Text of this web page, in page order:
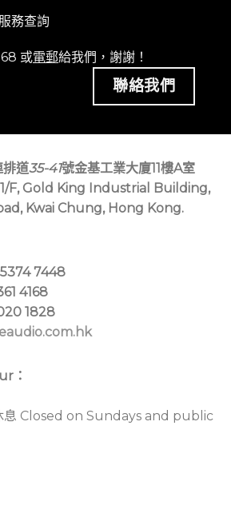
務查詢
或電郵給我們，謝謝！
聯絡我們
排道35-41號金基工業大廈11樓A室
F, Gold King Industrial Building,
Kwai Chung, Hong Kong.
7448
4168
1828
：
息 Closed on Sundays and public